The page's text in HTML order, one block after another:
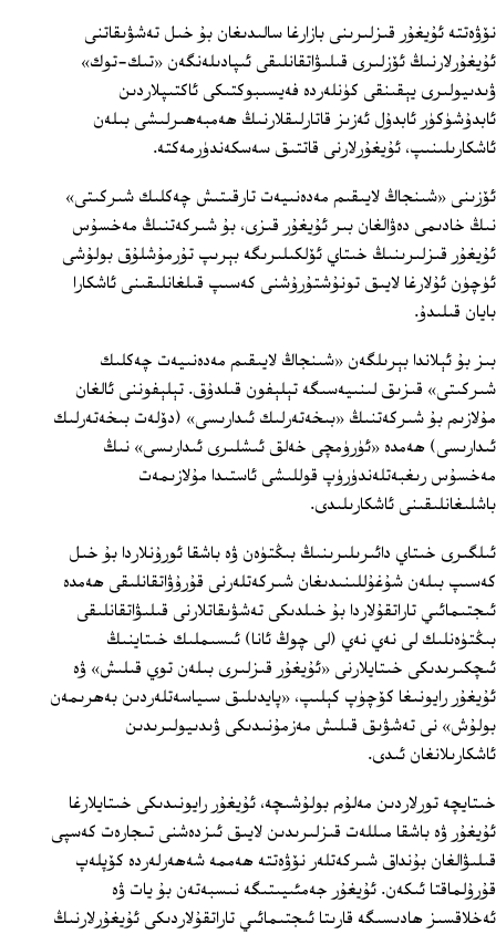
نۆۋەتتە ئۇيغۇر قىزلىرىنى بازارغا سالىدىغان بۇ خىل تەشۋىقاتنى
ئۇيغۇرلارنىڭ ئۆزلىرى قىلىۋاتقانلىقى ئىپادىلەنگەن «تىك-توك»
ۋىدىيولىرى يېقىنقى كۈنلەردە فەيسىبوكتىكى ئاكتىپلاردىن
ئابدۇشۈكۈر ئابدۇل ئەزىز قاتارلىقلارنىڭ ھەمبەھىرلىشى بىلەن
ئاشكارىلىنىپ، ئۇيغۇرلارنى قاتتىق سەسكەندۈرمەكتە.
ئۆزىنى «شىنجاڭ لايىقىم مەدەنىيەت تارقىتىش چەكلىك شىركىتى»
نىڭ خادىمى دەۋالغان بىر ئۇيغۇر قىزى، بۇ شىركەتنىڭ مەخسۇس
ئۇيغۇر قىزلىرىنىڭ خىتاي ئۆلكىلىرىگە بېرىپ تۇرمۇشلۇق بولۇشى
ئۈچۈن ئۇلارغا لايىق تونۇشتۇرۇشنى كەسىپ قىلغانلىقىنى ئاشكارا
بايان قىلىدۇ.
بىز بۇ ئېلاندا بېرىلگەن «شىنجاڭ لايىقىم مەدەنىيەت چەكلىك
شىركىتى» قىزىق لىنىيەسىگە تېلېفون قىلدۇق. تېلېفوننى ئالغان
مۇلازىم بۇ شىركەتنىڭ «بىخەتەرلىك ئىدارىسى» (دۆلەت بىخەتەرلىك
ئىدارىسى) ھەمدە «ئۈرۈمچى خەلق ئىشلىرى ئىدارىسى» نىڭ
مەخسۇس رىغبەتلەندۈرۈپ قوللىشى ئاستىدا مۇلازىمەت
باشلىغانلىقىنى ئاشكارىلىدى.
ئىلگىرى خىتاي دائىرىلىرىنىڭ بىڭتۈەن ۋە باشقا ئورۇنلاردا بۇ خىل
كەسىپ بىلەن شۇغۇللىنىدىغان شىركەتلەرنى قۇرۇۋاتقانلىقى ھەمدە
ئىجتىمائىي تاراتقۇلاردا بۇ خىلدىكى تەشۋىقاتلارنى قىلىۋاتقانلىقى
بىڭتۈەنلىك لى نەي نەي (لى چوڭ ئانا) ئىسىملىك خىتاينىڭ
ئىچكىرىدىكى خىتايلارنى «ئۇيغۇر قىزلىرى بىلەن توي قىلىش» ۋە
ئۇيغۇر رايونىغا كۆچۈپ كېلىپ، «پايدىلىق سىياسەتلەردىن بەھرىمەن
بولۇش» نى تەشۋىق قىلىش مەزمۇنىدىكى ۋىدىيولىرىدىن
ئاشكارىلانغان ئىدى.
خىتايچە تورلاردىن مەلۇم بولۇشىچە، ئۇيغۇر رايونىدىكى خىتايلارغا
ئۇيغۇر ۋە باشقا مىللەت قىزلىرىدىن لايىق ئىزدەشنى تىجارەت كەسپى
قىلىۋالغان بۇنداق شىركەتلەر نۆۋەتتە ھەممە شەھەرلەردە كۆپلەپ
قۇرۇلماقتا ئىكەن. ئۇيغۇر جەمئىيىتىگە نىسبەتەن بۇ يات ۋە
ئەخلاقسىز ھادىسىگە قارىتا ئىجتىمائىي تاراتقۇلاردىكى ئۇيغۇرلارنىڭ